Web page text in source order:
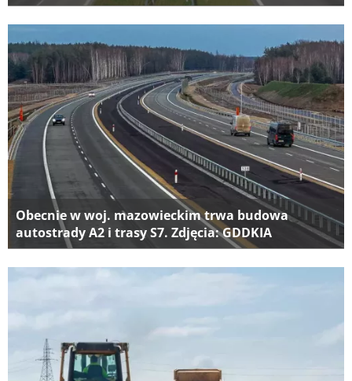
Obecnie w woj. mazowieckim trwa budowa
autostrady A2 i trasy S7. Zdjęcia: GDDKIA